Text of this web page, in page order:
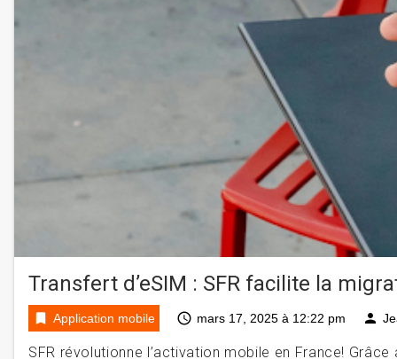
Transfert d’eSIM : SFR facilite la
bookmark Application mobile access_time mars 17, 2025 à 12:22 pm person
SFR révolutionne l’activation mobile en France!